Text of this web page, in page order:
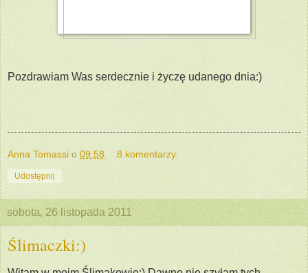
Pozdrawiam Was serdecznie i życzę udanego dnia:)
Anna Tomassi o 09:58 8 komentarzy:
Udostępnij
sobota, 26 listopada 2011
Ślimaczki:)